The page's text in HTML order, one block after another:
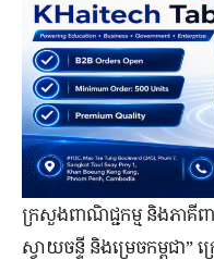
ក្រសួងពាណិជ្ជកម្ម និងភាគីពា
ស្វាយចន្ទី និងម្រេចកម្ពុជា”